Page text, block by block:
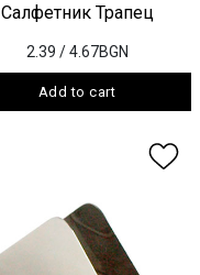
Салфетник Трапец
2.39 / 4.67BGN
Add to cart